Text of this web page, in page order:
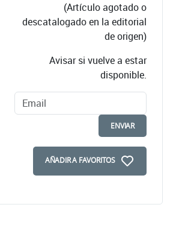
(Artículo agotado o
descatalogado en la editorial
de origen)
Avisar si vuelve a estar
disponible.
ENVIAR
AÑADIR A FAVORITOS